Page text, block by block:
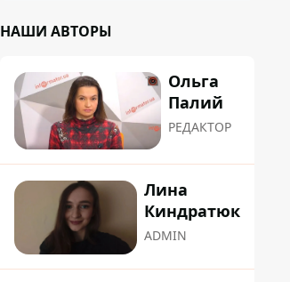
НАШИ АВТОРЫ
Ольга
Палий
РЕДАКТОР
Лина
Киндратюк
ADMIN